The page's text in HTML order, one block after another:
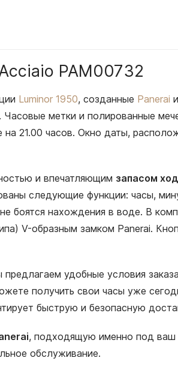
PAM00732
Luminor 1950, созданные Panerai
метки и полированные
21.00 часов. Окно даты,
и впечатляющим запасом
следующие функции: часы,
нахождения в воде. В
V-образным замком Panerai.
предлагаем удобные условия
получить свои часы уже
быструю и безопасную
, подходящую именно под ваш
обслуживание.